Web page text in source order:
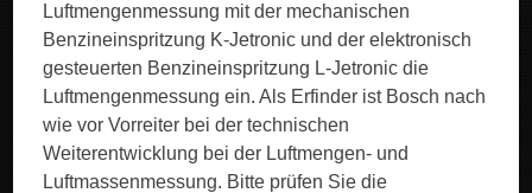
Luftmengenmessung mit der mechanischen
Benzineinspritzung K-Jetronic und der elektronisch
gesteuerten Benzineinspritzung L-Jetronic die
Luftmengenmessung ein. Als Erfinder ist Bosch nach
wie vor Vorreiter bei der technischen
Weiterentwicklung bei der Luftmengen- und
Luftmassenmessung. Bitte prüfen Sie die